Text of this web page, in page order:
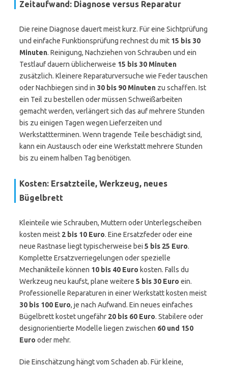
Zeitaufwand: Diagnose versus Reparatur
Die reine Diagnose dauert meist kurz. Für eine Sichtprüfung
und einfache Funktionsprüfung rechnest du mit 15 bis 30
Minuten. Reinigung, Nachziehen von Schrauben und ein
Testlauf dauern üblicherweise 15 bis 30 Minuten
zusätzlich. Kleinere Reparaturversuche wie Feder tauschen
oder Nachbiegen sind in 30 bis 90 Minuten zu schaffen. Ist
ein Teil zu bestellen oder müssen Schweißarbeiten
gemacht werden, verlängert sich das auf mehrere Stunden
bis zu einigen Tagen wegen Lieferzeiten und
Werkstattterminen. Wenn tragende Teile beschädigt sind,
kann ein Austausch oder eine Werkstatt mehrere Stunden
bis zu einem halben Tag benötigen.
Kosten: Ersatzteile, Werkzeug, neues
Bügelbrett
Kleinteile wie Schrauben, Muttern oder Unterlegscheiben
kosten meist 2 bis 10 Euro. Eine Ersatzfeder oder eine
neue Rastnase liegt typischerweise bei 5 bis 25 Euro.
Komplette Ersatzverriegelungen oder spezielle
Mechanikteile können 10 bis 40 Euro kosten. Falls du
Werkzeug neu kaufst, plane weitere 5 bis 30 Euro ein.
Professionelle Reparaturen in einer Werkstatt kosten meist
30 bis 100 Euro, je nach Aufwand. Ein neues einfaches
Bügelbrett kostet ungefähr 20 bis 60 Euro. Stabilere oder
designorientierte Modelle liegen zwischen 60 und 150
Euro oder mehr.
Die Einschätzung hängt vom Schaden ab. Für kleine,